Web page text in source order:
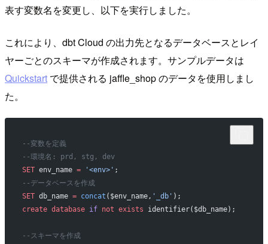
表す変数名を変更し、以下を実行しました。
これにより、dbt Cloud の出力先となるデータベースとレイ
ヤーごとのスキーマが作成されます。サンプルデータは
Quickstart で提供される jaffle_shop のデータを使用しまし
た。
--変数を定義
--環境名: prd, stg, dev
SET env_name = '<env>' ;
--データベースを作成
SET db_name = concat ($env_name, '_db' );
create database if not exists identifier($db_name);
--スキーマを作成